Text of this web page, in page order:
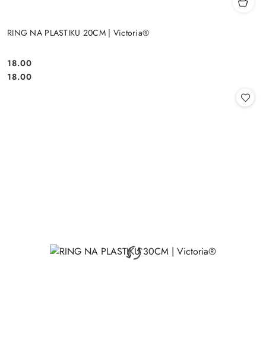
RING NA PLASTIKU 20CM | Victoria®
Cena:
18.00
Cena:
18.00